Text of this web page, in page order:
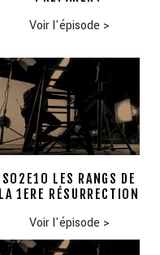
Voir l'épisode >
S02E10 LES RANGS DE
LA 1ERE RÉSURRECTION
Voir l'épisode >